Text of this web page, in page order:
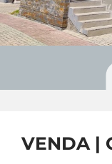
VENDA |